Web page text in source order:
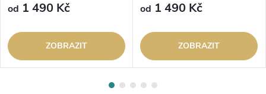
od 1 490 Kč
ZOBRAZIT
od 1 490 Kč
ZOBRAZIT